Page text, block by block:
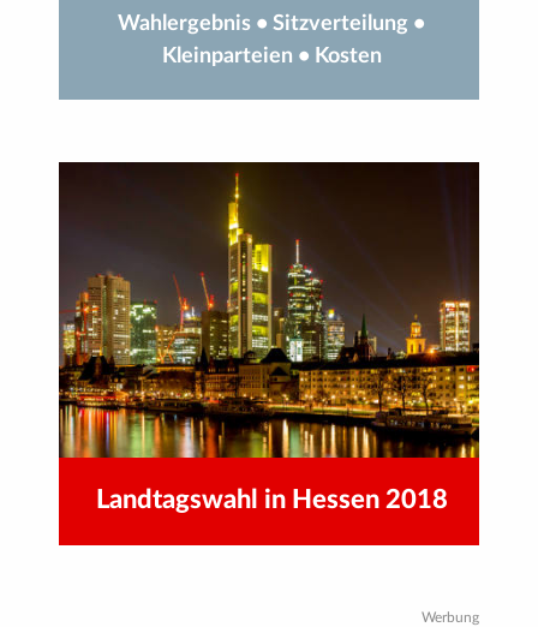
Wahlergebnis • Sitzverteilung •
Kleinparteien • Kosten
Landtagswahl in Hessen 2018
Werbung